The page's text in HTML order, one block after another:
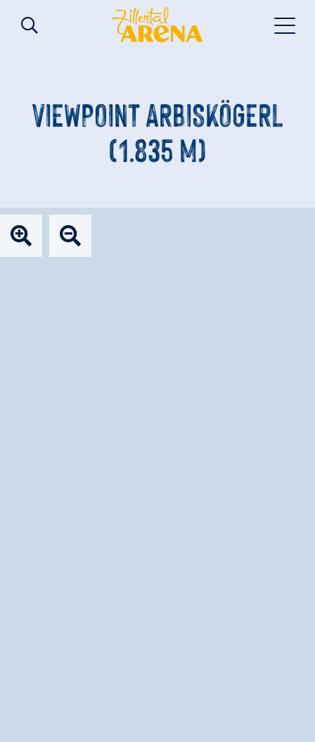
VIEWPOINT ARBISKÖGERL
(1.835 M)